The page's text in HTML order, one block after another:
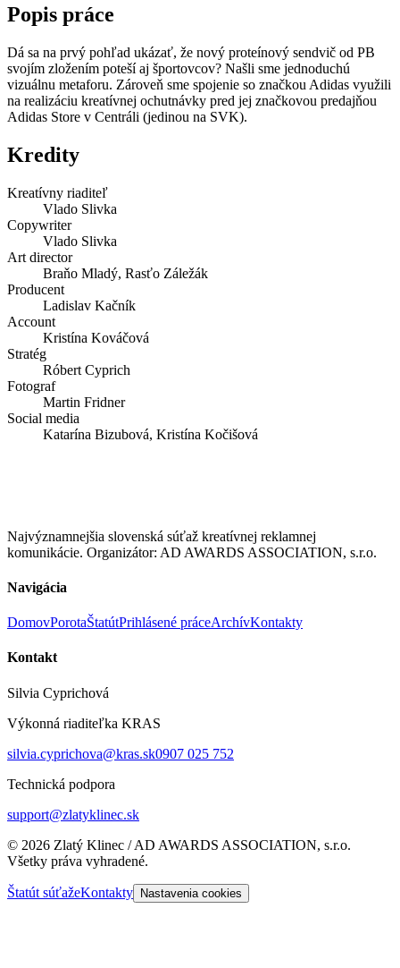
Popis práce
Dá sa na prvý pohľad ukázať, že nový proteínový sendvič od PB
svojím zložením poteší aj športovcov? Našli sme jednoduchú
vizuálnu metaforu. Zároveň sme spojenie so značkou Adidas využili
na realizáciu kreatívnej ochutnávky pred jej značkovou predajňou
Adidas Store v Centráli (jedinou na SVK).
Kredity
Kreatívny riaditeľ
Vlado Slivka
Copywriter
Vlado Slivka
Art director
Braňo Mladý, Rasťo Záležák
Producent
Ladislav Kačník
Account
Kristína Kováčová
Stratég
Róbert Cyprich
Fotograf
Martin Fridner
Social media
Katarína Bizubová, Kristína Kočišová
Najvýznamnejšia slovenská súťaž kreatívnej reklamnej
komunikácie. Organizátor: AD AWARDS ASSOCIATION, s.r.o.
Navigácia
DomovPorotaŠtatútPrihlásené práceArchívKontakty
Kontakt
Silvia Cyprichová
Výkonná riaditeľka KRAS
silvia.cyprichova@kras.sk0907 025 752
Technická podpora
support@zlatyklinec.sk
© 2026 Zlatý Klinec / AD AWARDS ASSOCIATION, s.r.o.
Všetky práva vyhradené.
Štatút súťažeKontakty Nastavenia cookies